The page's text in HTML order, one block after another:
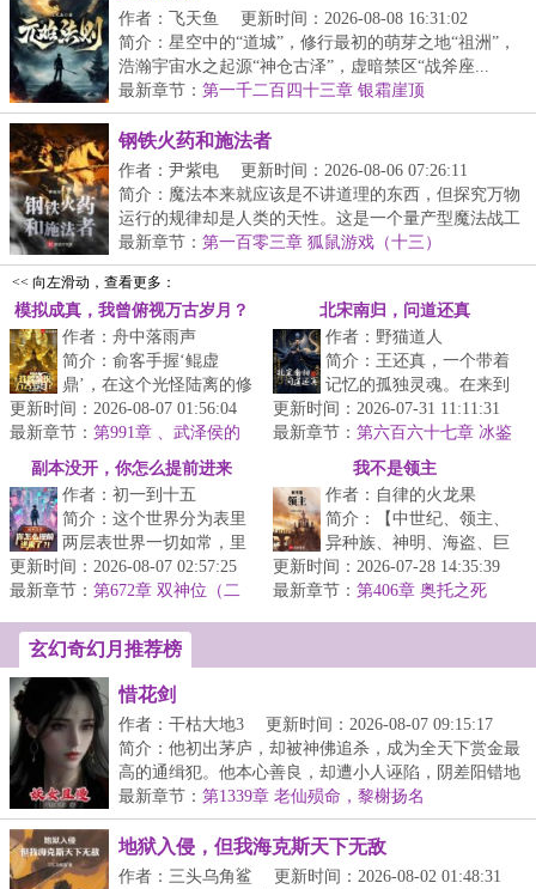
作者：飞天鱼
更新时间：2026-08-08 16:31:02
简介：星空中的“道城”，修行最初的萌芽之地“祖洲”，
浩瀚宇宙水之起源“神仓古泽”，虚暗禁区“战斧座...
最新章节： 第一千二百四十三章 银霜崖顶
钢铁火药和施法者
作者：尹紫电
更新时间：2026-08-06 07:26:11
简介：魔法本来就应该是不讲道理的东西，但探究万物
运行的规律却是人类的天性。这是一个量产型魔法战工
具...
最新章节： 第一百零三章 狐鼠游戏（十三）
<< 向左滑动，查看更多：
模拟成真，我曾俯视万古岁月？
作者：舟中落雨声
简介：俞客手握‘鲲虚
鼎’，在这个光怪陆离的修
行大世，再度苏醒。【每
一次天人转生，就是一次
崭新的开始...
更新时间：2026-08-07 01:56:04
最新章节： 第991章 、武泽侯的
打算、武泽侯和尾火！
北宋南归，问道还真
作者：野猫道人
简介：王还真，一个带着
记忆的孤独灵魂。在来到
这个世界之后，亲眼目睹
了金人屠村。他和来送饭
的少女侥幸...
更新时间：2026-07-31 11:11:31
最新章节： 第六百六十七章 冰鉴
副本没开，你怎么提前进来
了？！
作者：初一到十五
简介：这个世界分为表里
两层表世界一切如常，里
世界却荒诞诡谲那里，超
凡与扭曲并行，罪恶与欲
更新时间：2026-08-07 02:57:25
最新章节： 第672章 双神位（二
我不是领主
作者：自律的火龙果
简介：【中世纪、领主、
异种族、神明、海盗、巨
龙......】身为马匪头子，
林恩本没有改变这个时代
更新时间：2026-07-28 14:35:39
最新章节： 第406章 奥托之死
玄幻奇幻月推荐榜
惜花剑
作者：干枯大地3
更新时间：2026-08-07 09:15:17
简介：他初出茅庐，却被神佛追杀，成为全天下赏金最
高的通缉犯。他本心善良，却遭小人诬陷，阴差阳错地
当...
最新章节： 第1339章 老仙殒命，黎榭扬名
地狱入侵，但我海克斯天下无敌
作者：三头乌角鲨
更新时间：2026-08-02 01:48:31